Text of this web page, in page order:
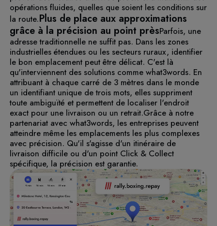
opérations fluides, quelles que soient les conditions sur
la route.Plus de place aux approximations
grâce à la précision au point prèsParfois, une
adresse traditionnelle ne suffit pas. Dans les zones
industrielles étendues ou les secteurs ruraux, identifier
le bon emplacement peut être délicat. C'est là
qu'interviennent des solutions comme what3words. En
attribuant à chaque carré de 3 mètres dans le monde
un identifiant unique de trois mots, elles suppriment
toute ambiguïté et permettent de localiser l'endroit
exact pour une livraison ou un retrait.Grâce à notre
partenariat avec what3words, les entreprises peuvent
atteindre même les emplacements les plus complexes
avec précision. Qu'il s'agisse d'un itinéraire de
livraison difficile ou d'un point Click & Collect
spécifique, la précision est garantie.